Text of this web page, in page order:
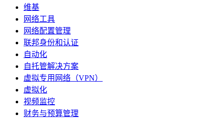
维基
网络工具
网络配置管理
联邦身份和认证
自动化
自托管解决方案
虚拟专用网络（VPN）
虚拟化
视频监控
财务与预算管理